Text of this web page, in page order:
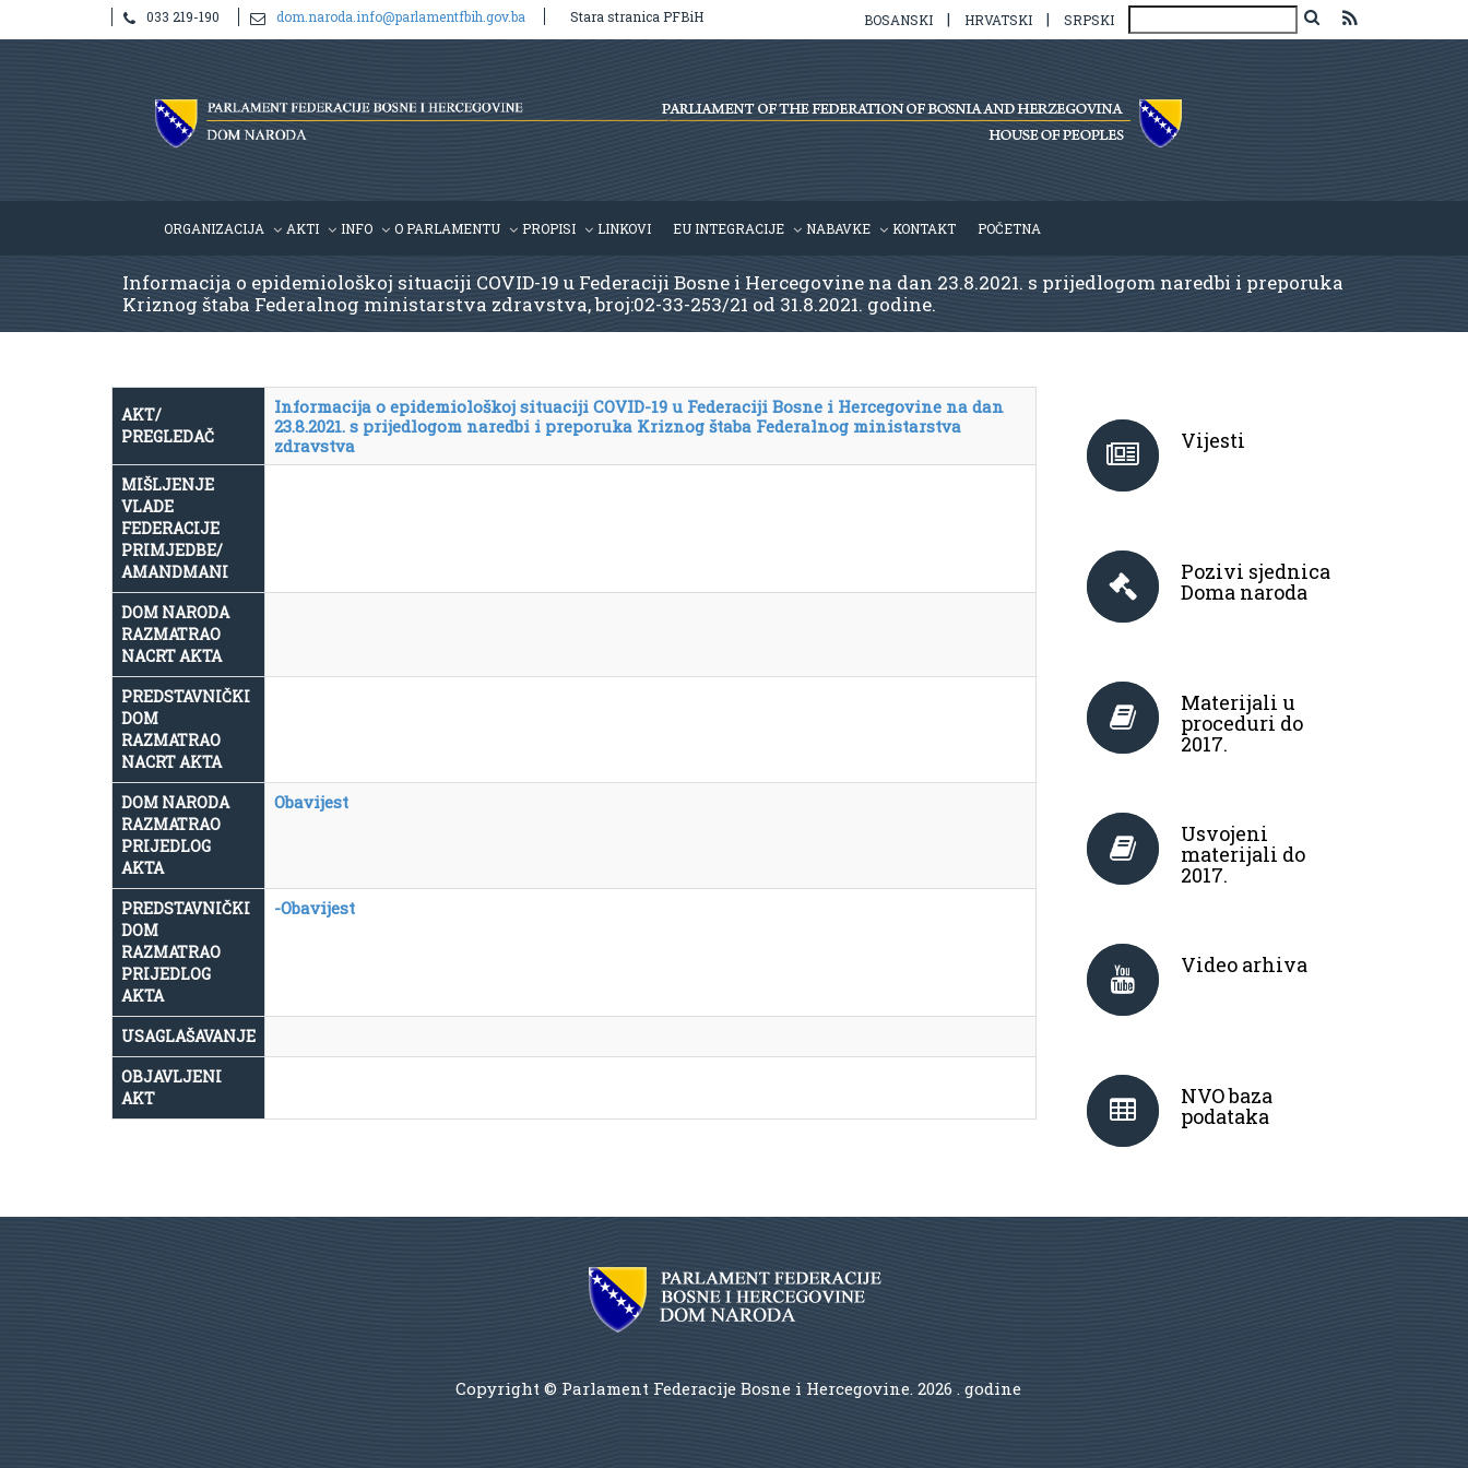
033 219-190 dom.naroda.info@parlamentfbih.gov.ba Stara stranica PFBiH BOSANSKI | HRVATSKI | SRPSKI
ORGANIZACIJA AKTI INFO O PARLAMENTU PROPISI LINKOVI EU INTEGRACIJE NABAVKE KONTAKT POČETNA
Informacija o epidemiološkoj situaciji COVID-19 u Federaciji Bosne i Hercegovine na dan 23.8.2021. s prijedlogom naredbi i preporuka
Kriznog štaba Federalnog ministarstva zdravstva, broj:02-33-253/21 od 31.8.2021. godine.
AKT/
PREGLEDAČ
Informacija o epidemiološkoj situaciji COVID-19 u Federaciji Bosne i Hercegovine na dan
23.8.2021. s prijedlogom naredbi i preporuka Kriznog štaba Federalnog ministarstva
zdravstva
MIŠLJENJE
VLADE
FEDERACIJE
PRIMJEDBE/
AMANDMANI
DOM NARODA
RAZMATRAO
NACRT AKTA
PREDSTAVNIČKI
DOM
RAZMATRAO
NACRT AKTA
DOM NARODA
RAZMATRAO
PRIJEDLOG
AKTA
Obavijest
PREDSTAVNIČKI
DOM
RAZMATRAO
PRIJEDLOG
AKTA
-Obavijest
USAGLAŠAVANJE
OBJAVLJENI
AKT
Vijesti
Pozivi sjednica
Doma naroda
Materijali u
proceduri do
2017.
Usvojeni
materijali do
2017.
Video arhiva
NVO baza
podataka
Copyright © Parlament Federacije Bosne i Hercegovine. 2026 . godine